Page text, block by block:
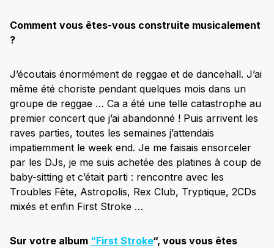
Comment vous êtes-vous construite musicalement
?
J’écoutais énormément de reggae et de dancehall. J’ai
même été choriste pendant quelques mois dans un
groupe de reggae … Ca a été une telle catastrophe au
premier concert que j’ai abandonné ! Puis arrivent les
raves parties, toutes les semaines j’attendais
impatiemment le week end. Je me faisais ensorceler
par les DJs, je me suis achetée des platines à coup de
baby-sitting et c’était parti : rencontre avec les
Troubles Fête, Astropolis, Rex Club, Tryptique, 2CDs
mixés et enfin First Stroke …
Sur votre album “First Stroke“, vous vous êtes